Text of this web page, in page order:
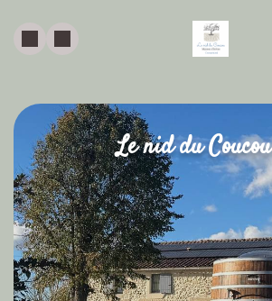
Le nid du Coucou